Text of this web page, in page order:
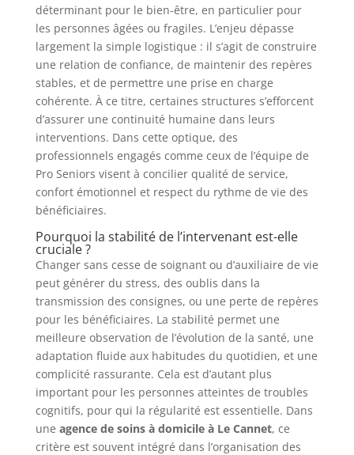
déterminant pour le bien-être, en particulier pour
les personnes âgées ou fragiles. L’enjeu dépasse
largement la simple logistique : il s’agit de construire
une relation de confiance, de maintenir des repères
stables, et de permettre une prise en charge
cohérente. À ce titre, certaines structures s’efforcent
d’assurer une continuité humaine dans leurs
interventions. Dans cette optique, des
professionnels engagés comme ceux de l’équipe de
Pro Seniors visent à concilier qualité de service,
confort émotionnel et respect du rythme de vie des
bénéficiaires.
Pourquoi la stabilité de l’intervenant est-elle
cruciale ?
Changer sans cesse de soignant ou d’auxiliaire de vie
peut générer du stress, des oublis dans la
transmission des consignes, ou une perte de repères
pour les bénéficiaires. La stabilité permet une
meilleure observation de l’évolution de la santé, une
adaptation fluide aux habitudes du quotidien, et une
complicité rassurante. Cela est d’autant plus
important pour les personnes atteintes de troubles
cognitifs, pour qui la régularité est essentielle. Dans
une agence de soins à domicile à Le Cannet, ce
critère est souvent intégré dans l’organisation des